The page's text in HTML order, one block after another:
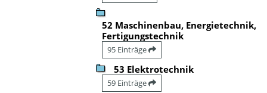
52 Maschinenbau, Energietechnik,
Fertigungstechnik
95 Einträge
53 Elektrotechnik
59 Einträge